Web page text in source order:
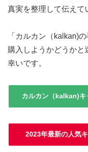
真実を整理して伝えて
「カルカン（kalkan)
購入しようかどうかと
幸いです。
カルカン（kalkan)キ
2023年最新の人気